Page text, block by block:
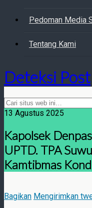
Pedoman Media
Tentang Kami
Deteksi Post
13 Agustus 2025
Kapolsek
UPTD. TPA
Kamtibmas
Bagikan Mengirimkan